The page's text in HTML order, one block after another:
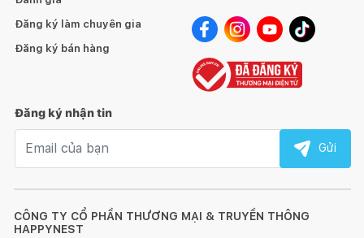
CÔNG TY CỔ PHẦN THƯƠNG MẠI & TRUYỀN THÔNG
HAPPYNEST
Đăng ký làm chuyên gia
Đăng ký bán hàng
Đăng ký nhận tin
Gửi